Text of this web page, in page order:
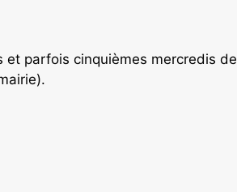
et parfois cinquièmes mercredis de